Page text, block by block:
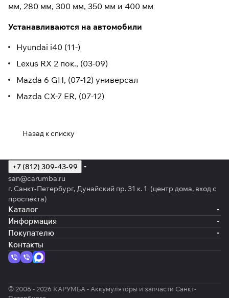
мм, 280 мм, 300 мм, 350 мм и 400 мм
Устанавливаются на автомобили
Hyundai i40 (11-)
Lexus RX 2 пок., (03-09)
Mazda 6 GH, (07-12) универсал
Mazda CX-7 ER, (07-12)
Назад к списку
+7 (812) 309-43-99
san@carumba.ru
г. Санкт-Петербург, Дунайский пр. 31 к. 1 (центр дома, вход с
проспекта)
Каталог
Информация
Покупателю
Контакты
© 2006 - 2026 КАРУМБА - Аккумуляторы и запчасти Санкт-